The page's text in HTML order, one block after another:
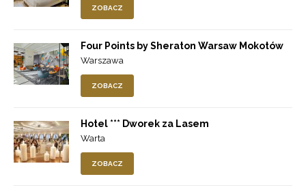
ZOBACZ
Four Points by Sheraton Warsaw Mokotów
Warszawa
ZOBACZ
Hotel *** Dworek za Lasem
Warta
ZOBACZ